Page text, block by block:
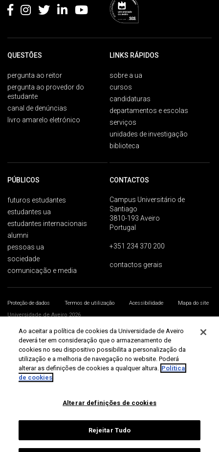
QUESTÕES
pergunta ao reitor
pergunta ao provedor do
estudante
canal de denúncias
livro amarelo eletrónico
LINKS RÁPIDOS
sobre a ua
cursos
candidaturas
departamentos e escolas
serviços
unidades de investigação
biblioteca
PÚBLICOS
futuros estudantes
estudantes ua
estudantes internacionais
alumni
pessoas ua
sociedade
comunicação e media
CONTACTOS
Campus Universitário de
Santiago
3810-193 Aveiro
Portugal
+351 234 370 200
contactos gerais
Proteção de dados Termos de utilização Acessibilidade
Mapa do site
Universidade de Aveiro 2026
Ao aceitar a política de cookies da Universidade de Aveiro
deverá ter em consideração que o armazenamento de
cookies no seu dispositivo possibilita a personalização da
utilização e a melhoria de navegação no website. Poderá
alterar as definições de cookies a qualquer altura. Política
de cookies
Alterar definições de cookies
Rejeitar Tudo